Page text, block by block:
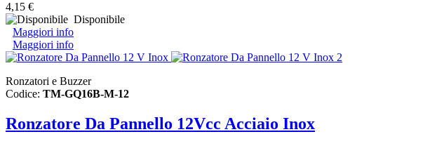
4,15 €
Disponibile
Maggiori info
Maggiori info
Ronzatori e Buzzer
Codice: TM-GQ16B-M-12
Ronzatore Da Pannello 12Vcc Acciaio Inox